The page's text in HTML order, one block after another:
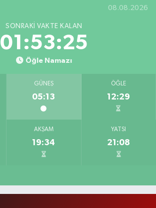
08.08.2026
SONRAKI VAKTE KALAN
01:53:25
Öğle Namazı
GÜNEŞ
05:13
ÖĞLE
12:29
AKŞAM
19:34
YATSI
21:08